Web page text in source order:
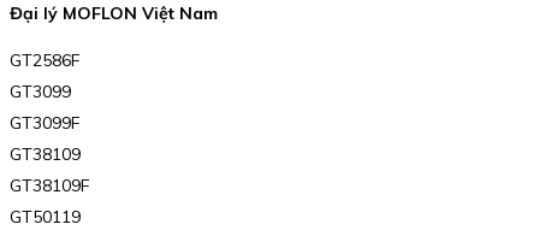
Đại lý MOFLON Việt Nam
GT2586F
GT3099
GT3099F
GT38109
GT38109F
GT50119